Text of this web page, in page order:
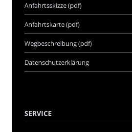
Anfahrtsskizze (pdf)
Anfahrtskarte (pdf)
Wegbeschreibung (pdf)
Datenschutzerklärung
SERVICE